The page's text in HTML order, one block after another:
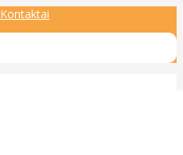
Kontaktai